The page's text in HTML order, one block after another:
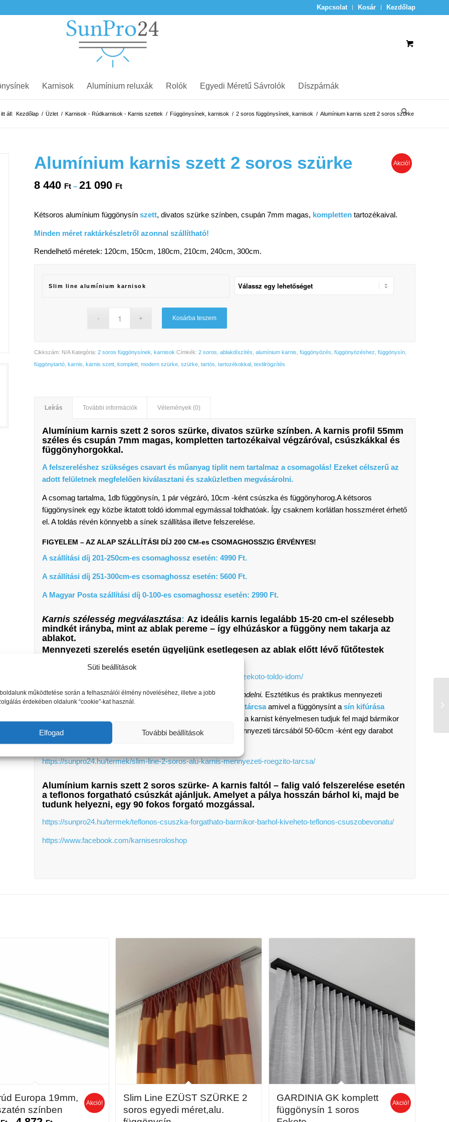
Süti beállítások
működtetése során a felhasználói élmény növeléséhez, illetve a jobb
érdekében oldalunk “cookie”-kat használ.
Elfogad További beállítások
Kapcsolat Kosár Kezdőlap
Karnisok Alumínium reluxák Rolók Egyedi Méretű Sávrolók Díszpárnák
áll: Kezdőlap / Üzlet / Karnisok - Rúdkarnisok - Karnis szettek / Függönysínek, karnisok / 2 soros függönysínek, karnisok / Alumínium karnis szett 2 soros szürke
Akció!
Alumínium karnis szett 2 soros szürke
8 440 Ft – 21 090 FtÁrtartomány:
-
21
Kétsoros alumínium függönysínszett, divatos szürke színben, csupán 7mm magas, kompletten tartozékaival.
Minden méret raktárkészletről azonnal szállítható!
Rendelhető méretek: 120cm, 150cm, 180cm, 210cm, 240cm, 300cm.
Slim line alumínium karnisok
Kosárba teszem
Cikkszám: N/A Kategória:2 soros függönysínek, karnisok Címkék:2 soros ,ablakdíszítés ,alumínium karnis ,függönyözés ,függönyözéshez ,függönysín
függönytartó ,karnis ,karnis szett ,komplett ,modern szürke ,szürke ,tartós ,tartozékokkal ,textilrögzítés
Leírás További információk Vélemények (0)
Alumínium karnis szett 2 soros szürke, divatos szürke színben. A karnis profil55mm
széles és csupán7mm magas, kompletten tartozékaival végzáróval, csúszkákkal és
függönyhorgokkal.
A felszereléshez szükséges csavart és műanyag tiplit nem tartalmaz a csomagolás! Ezeket célszerű az
adott felületnek megfelelően kiválasztani és szaküzletben megvásárolni.
A csomag tartalma, 1db függönysín, 1 pár végzáró, 10cm -ként csúszka és függönyhorog.A kétsoros
függönysínek egy közbe iktatott toldó idommal egymással toldhatóak. Így csaknem korlátlan hosszméret érhető
el. A toldás révén könnyebb a sínek szállítása illetve felszerelése.
FIGYELEM – AZ ALAP SZÁLLÍTÁSI DÍJ 200 CM-es CSOMAGHOSSZIG ÉRVÉNYES!
A szállítási díj 201-250cm-es csomaghossz esetén: 4990 Ft.
A szállítási díj 251-300cm-es csomaghossz esetén: 5600 Ft.
A Magyar Posta szállítási díj 0-100-es csomaghossz esetén: 2990 Ft.
Karnis szélesség megválasztása: Az ideális karnis legalább 15-20 cm-el szélesebb
mindkét irányba, mint az ablak pereme – így elhúzáskor a függöny nem takarja az
ablakot.
Mennyezeti szerelés esetén ügyeljünk esetlegesen az ablak előtt lévő fűtőtestek
https://sunpro24.hu/termek/slim-line-ketsoros-fuggonysin-osszekoto-toldo-idom/
A toldó idom nem alaptartozék, igényeseténkülön kell megrendelni. Esztétikus és praktikus mennyezeti
rögzítést biztosít a speciális műanyagból készült
mennyezeti tárcsaamivel a függönysínt asín kifúrása
lehet rejtett módon rögzíteni. A tárcsa felhasználásával a karnist kényelmesen tudjuk fel majd bármikor
leszerelni, anélkül, hogy kicsavaroznánk a mennyezetből. Mennyezeti tárcsából 50-60cm -ként egy darabot
javasolunk felszerelni.
https://sunpro24.hu/termek/slim-line-2-soros-alu-karnis-mennyezeti-roegzito-tarcsa/
Alumínium karnis szett 2 soros szürke-A karnis faltól – falig való felszerelése esetén
a teflonos forgatható csúszkát ajánljuk. Amelyet a pálya hosszán bárhol ki, majd be
tudunk helyezni, egy 90 fokos forgató mozgással.
https://sunpro24.hu/termek/teflonos-csuszka-forgathato-barmikor-barhol-kiveheto-teflonos-csuszobevonatu/
https://www.facebook.com/karnisesroloshop
Europa 19mm,
színben
Akció!
Slim Line EZÜST SZÜRKE 2
soros egyedi méret,alu.
GARDINIA GK komplett
függönysín 1 soros
Akció!